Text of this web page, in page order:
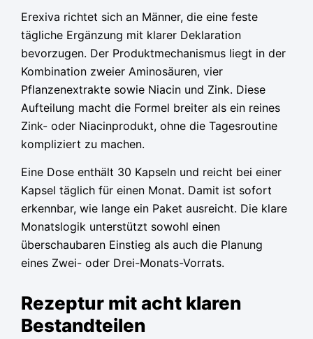
Erexiva richtet sich an Männer, die eine feste
tägliche Ergänzung mit klarer Deklaration
bevorzugen. Der Produktmechanismus liegt in der
Kombination zweier Aminosäuren, vier
Pflanzenextrakte sowie Niacin und Zink. Diese
Aufteilung macht die Formel breiter als ein reines
Zink- oder Niacinprodukt, ohne die Tagesroutine
kompliziert zu machen.
Eine Dose enthält 30 Kapseln und reicht bei einer
Kapsel täglich für einen Monat. Damit ist sofort
erkennbar, wie lange ein Paket ausreicht. Die klare
Monatslogik unterstützt sowohl einen
überschaubaren Einstieg als auch die Planung
eines Zwei- oder Drei-Monats-Vorrats.
Rezeptur mit acht klaren
Bestandteilen